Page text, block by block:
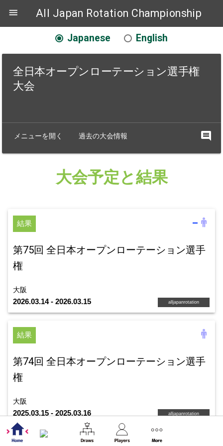
 All Japan Rotation Championship
Japanese English
全日本オープンローテーション選手権
大会
メニューを開く 過去の大会情報 comment
大会予定と結果
alljapanrotation
結果
第75回 全日本オープンローテーション選手
権
大阪
2026.03.14 - 2026.03.15
alljapanrotation
結果
第74回 全日本オープンローテーション選手
権
大阪
2025.03.15 - 2025.03.16